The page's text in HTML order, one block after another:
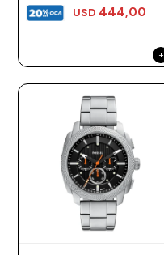
USD 444,00
Kaweco